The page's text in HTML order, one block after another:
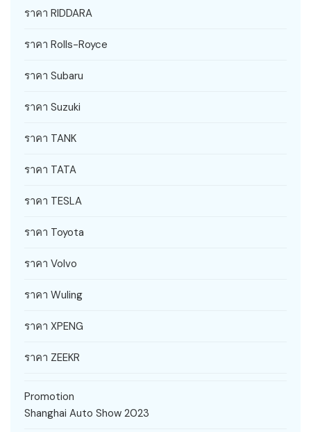
ราคา RIDDARA
ราคา Rolls-Royce
ราคา Subaru
ราคา Suzuki
ราคา TANK
ราคา TATA
ราคา TESLA
ราคา Toyota
ราคา Volvo
ราคา Wuling
ราคา XPENG
ราคา ZEEKR
Promotion
Shanghai Auto Show 2023